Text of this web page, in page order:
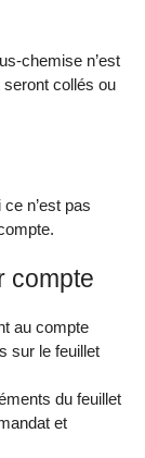
chemise n’est
seront collés ou
n’est pas
compte
au compte
sur le feuillet
du feuillet
et